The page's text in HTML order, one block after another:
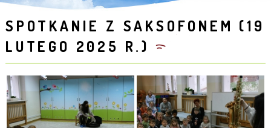
SPOTKANIE Z SAKSOFONEM (19
LUTEGO 2025 R.)